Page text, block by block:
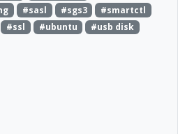
#sasl #sgs3
#smartctl
#ssl #ubuntu
#usb disk